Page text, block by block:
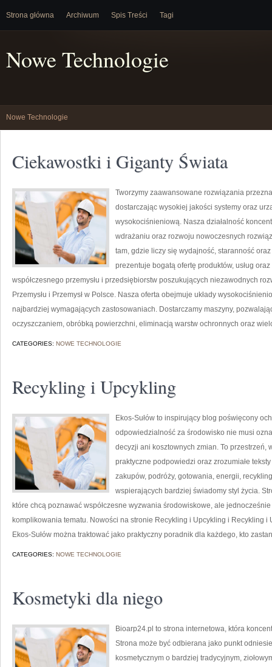
Strona główna Archiwum Spis Treści Tagi
Nowe Technologie
Nowe Technologie
Ciekawostki i Giganty Świata
Tworzymy zaawansowane rozwiązania
dostarczając wysokiej jakości systemy oraz
wysokociśnieniową. Nasza działalność
wdrażaniu oraz rozwoju nowoczesnych
tam, gdzie liczy się wydajność, staranność
prezentuje bogatą ofertę produktów, usług
współczesnego przemysłu i przedsiębiorstw poszukujących niezawodnych
Przemysłu i Przemysł w Polsce. Nasza oferta obejmuje układy
najbardziej wymagających zastosowaniach. Dostarczamy maszyny,
oczyszczaniem, obróbką powierzchni, eliminacją warstw ochronnych oraz
CATEGORIES: NOWE TECHNOLOGIE
Recykling i Upcykling
Ekos-Sułów to inspirujący blog poświęcony
odpowiedzialność za środowisko nie musi
decyzji ani kosztownych zmian. To przestrzeń,
praktyczne podpowiedzi oraz zrozumiałe
zakupów, podróży, gotowania, energii,
wspierających bardziej świadomy styl życia.
które chcą poznawać współczesne wyzwania środowiskowe, ale
komplikowania tematu. Nowości na stronie Recykling i Upcykling i Recykling
Ekos-Sułów można traktować jako praktyczny poradnik dla każdego, kto
CATEGORIES: NOWE TECHNOLOGIE
Kosmetyki dla niego
Bioarp24.pl to strona internetowa, która
Strona może być odbierana jako punkt
kosmetycznym o bardziej tradycyjnym,